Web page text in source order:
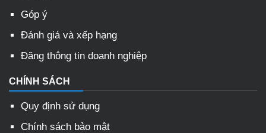
Góp ý
Đánh giá và xếp hạng
Đăng thông tin doanh nghiệp
CHÍNH SÁCH
Quy định sử dụng
Chính sách bảo mật